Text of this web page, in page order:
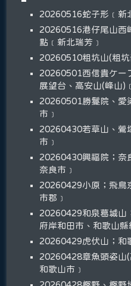
20260516蛇子形﹝新
20260516港仔尾山西
點﹝新北瑞芳﹞
20260510粗坑山(粗坑
20260501西信貴ケー
展望台、高安山(峰山
20260501勝鬘院、愛
市﹞
20260430若草山、鶯
市﹞
20260430興福院；奈
奈良市﹞
20260429小原；飛鳥
市郡﹞
20260429和泉葛城山
府岸和田市、和歌山縣
20260429虎伏山；和
20260428章魚頭姿山
和歌山市﹞